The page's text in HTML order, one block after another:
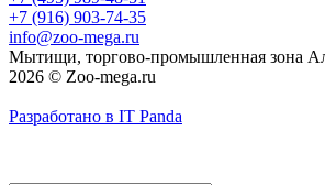
+7 (916) 903-74-35
info@zoo-mega.ru
Мытищи, торгово-промышленная зона
2026 © Zoo-mega.ru
Разработано в IT Panda